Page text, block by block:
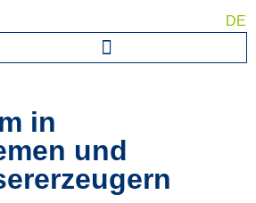
DE
in
und